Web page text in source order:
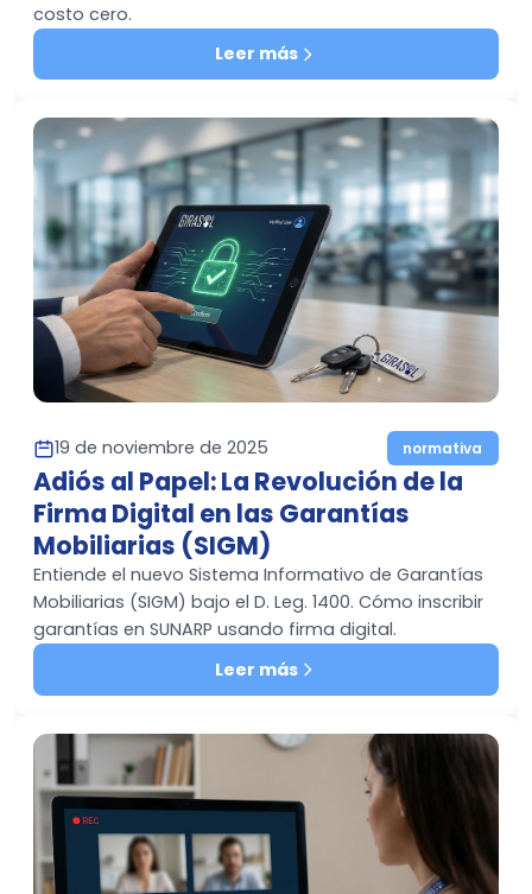
costo cero.
Leer más
19 de noviembre de 2025 normativa
Adiós al Papel: La Revolución de la
Firma Digital en las Garantías
Mobiliarias (SIGM)
Entiende el nuevo Sistema Informativo de Garantías
Mobiliarias (SIGM) bajo el D. Leg. 1400. Cómo inscribir
garantías en SUNARP usando firma digital.
Leer más